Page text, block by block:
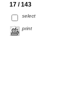
17 / 143
select
print